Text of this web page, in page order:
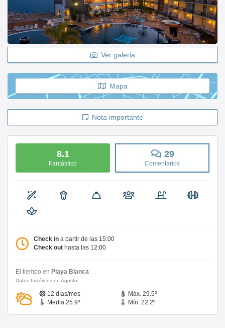
Ver galeria
Mapa
Nota importante
8.1
Fantástico
29
Comentarios
Check in a partir de las 15:00
Check out hasta las 12:00
El tiempo en Playa Blanca
Datos históricos en Agosto
12 días/mes
Máx. 29.5º
Media 25.9º
Mín. 22.2º